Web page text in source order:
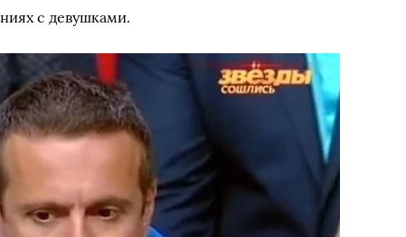
с девушками.